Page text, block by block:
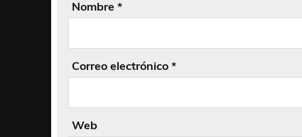
Nombre *
Correo electrónico *
Web